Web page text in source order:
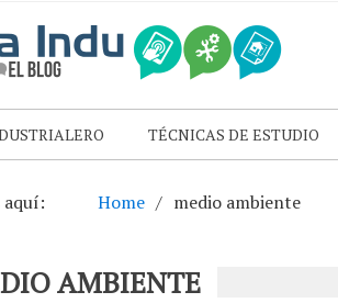
TÉCNICAS DE ESTUDIO
aquí: Home medio ambiente
AMBIENTE